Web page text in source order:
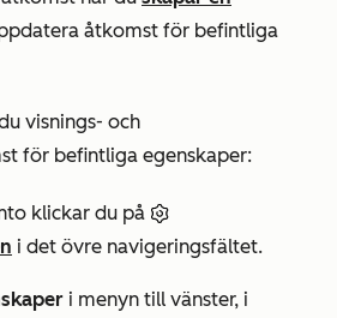
åtkomst för befintliga
visnings- och
för befintliga egenskaper:
klickar du på
i det övre navigeringsfältet.
i menyn till vänster, i